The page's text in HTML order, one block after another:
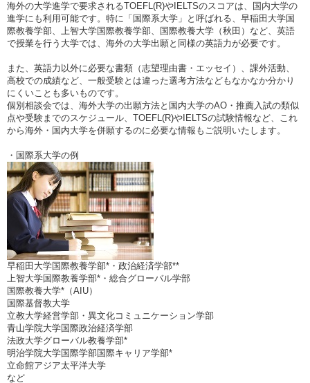
海外の大学進学で要求されるTOEFL(R)やIELTSのスコアは、国内大学の
進学にも利用可能です。特に「国際系大学」と呼ばれる、早稲田大学国
際教養学部、上智大学国際教養学部、国際教養大学（秋田）など、英語
で授業を行う大学では、海外の大学出願と同様の英語力が必要です。
また、英語力以外に必要な書類（志望理由書・エッセイ）、課外活動、
高校での成績など、一般受験とは違った選考方法などもなかなか分かり
にくいことも多いものです。
個別相談会では、海外大学の出願方法と国内大学のAO・推薦入試の類似
点や受験までのスケジュール、TOEFL(R)やIELTSの試験情報など、これ
から海外・国内大学を併願するのに必要な情報もご説明いたします。
・国際系大学の例
早稲田大学国際教養学部*・政治経済学部**
上智大学国際教養学部*・総合グローバル学部
国際教養大学*（AIU）
国際基督教大学
立教大学経営学部・異文化コミュニケーション学部
青山学院大学国際政治経済学部
法政大学グローバル教養学部*
明治学院大学国際学部国際キャリア学部*
立命館アジア太平洋大学
など